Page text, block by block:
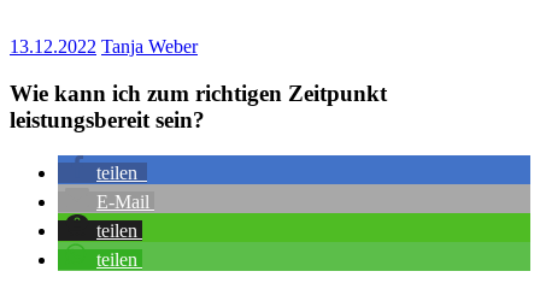
13.12.2022 Tanja Weber
Wie kann ich zum richtigen Zeitpunkt
leistungsbereit sein?
teilen
E-Mail
teilen
teilen